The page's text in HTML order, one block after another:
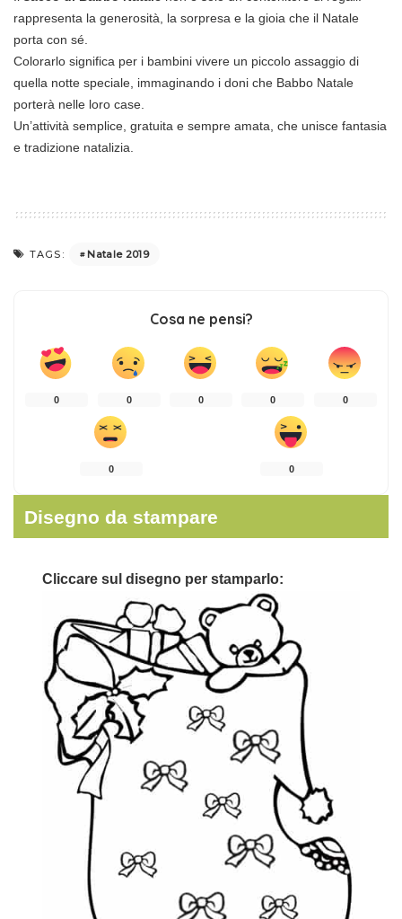
rappresenta la generosità, la sorpresa e la gioia che il Natale
porta con sé.
Colorarlo significa per i bambini vivere un piccolo assaggio di
quella notte speciale, immaginando i doni che Babbo Natale
porterà nelle loro case.
Un’attività semplice, gratuita e sempre amata, che unisce fantasia
e tradizione natalizia.
TAGS: Natale 2019
Cosa ne pensi?
0 0 0 0 0
0 0
Disegno da stampare
Cliccare sul disegno per stamparlo: